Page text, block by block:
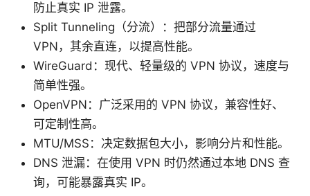
防止真实 IP 泄露。
Split Tunneling（分流）：把部分流量通过
VPN，其余直连，以提高性能。
WireGuard：现代、轻量级的 VPN 协议，速度与
简单性强。
OpenVPN：广泛采用的 VPN 协议，兼容性好、
可定制性高。
MTU/MSS：决定数据包大小，影响分片和性能。
DNS 泄漏：在使用 VPN 时仍然通过本地 DNS 查
询，可能暴露真实 IP。